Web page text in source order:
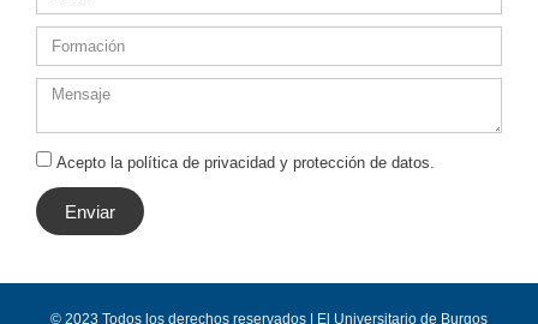
Acepto la política de privacidad y protección de datos.
Enviar
© 2023 Todos los derechos reservados | El Universitario de Burgos